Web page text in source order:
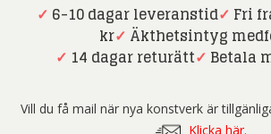
✓ 6-10 dagar leveranstid✓ Fri
kr✓ Äkthetsintyg
✓ 14 dagar returätt✓ Betala
Vill du få mail när nya konstverk är
Klicka här.